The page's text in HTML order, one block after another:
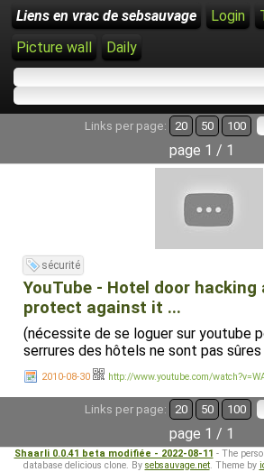
Liens en vrac de sebsauvage Login
Picture wall
Daily
Links per page: 20 50 100
page 1 / 1
sécurité
YouTube - Hotel door hacking
protect against it ...
(nécessite de se loguer sur youtube
serrures des hôtels ne sont pas
2010-08-30 http://www.youtube.com/
Links per page: 20 50 100
page 1 / 1
Shaarli 0.0.41 beta modifiée - 2022-08-11 - The
database delicious clone. By sebsauvage.net. Theme by